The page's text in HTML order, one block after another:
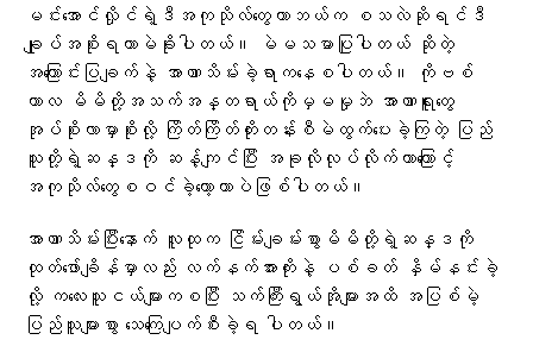
မင်းအောင်လှိုင်ရဲ့ဒီအကုသိုလ်တွေဟာဘယ်က စသလဲဆိုရင်ဒီ
ချုပ်အစိုးရဟာမဲခိုးပါတယ်။ မဲမသမာပြုပါတယ် ဆိုတဲ့
အကြောင်းပြချက်နဲ့ အာဏာသိမ်းခဲ့ရာကနေစပါတယ်။ ကိုဗစ်
ကာလ မိမိတို့အသက်အန္တရာယ်ကိုမှမမှုဘဲ အာဏာရူးတွေ
အုပ်စိုးလာမှာစိုးလို့ ကြိတ်ကြိတ်တိုးတန်းစီမဲထွက်ပေးခဲ့ကြတဲ့ ပြည်
သူတို့ရဲ့ဆန္ဒကို ဆန့်ကျင်ပြီး အခုလိုလုပ်လိုက်တာကြောင့်
အကုသိုလ်တွေစဝင်ခဲ့တော့တာပဲဖြစ်ပါတယ်။
အာဏာသိမ်းပြီးနောက် လူထုက ငြိမ်းချမ်းစွာမိမိတို့ရဲ့ဆန္ဒကို
ထုတ်ဖော်ချိန်မှာလည်း လက်နက်အားကိုးနဲ့ ပစ်ခတ် နှိမ်နင်းခဲ့
လို့ ကလေးသူငယ်များကစပြီး သက်ကြီးရွယ်အိုများအထိ အပြစ်မဲ့
ပြည်သူများစွာ သေကြေပျက်စီးခဲ့ရ ပါတယ်။